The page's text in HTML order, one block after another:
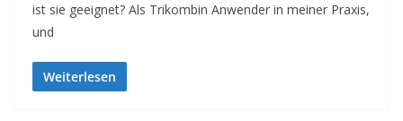
ist sie geeignet? Als Trikombin Anwender in meiner Praxis,
und
Weiterlesen